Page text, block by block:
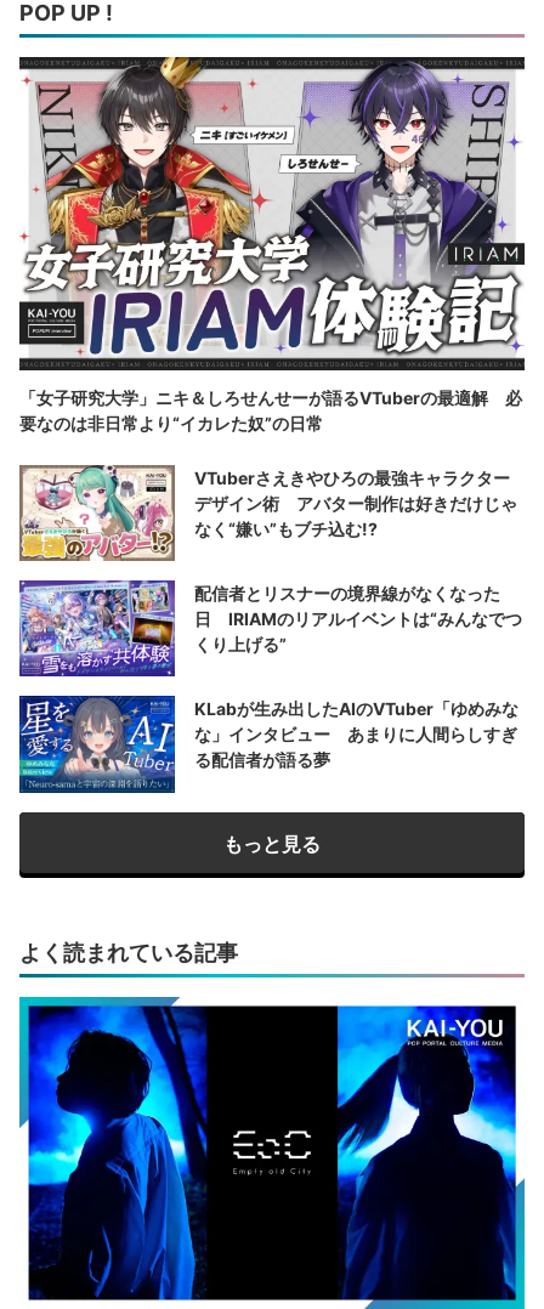
POP UP !
「女子研究大学」ニキ＆しろせんせーが語るVTuberの最適解 必
要なのは非日常より“イカレた奴”の日常
VTuberさえきやひろの最強キャラクター
デザイン術 アバター制作は好きだけじゃ
なく“嫌い”もブチ込む!?
配信者とリスナーの境界線がなくなった
日 IRIAMのリアルイベントは“みんなでつ
くり上げる”
KLabが生み出したAIのVTuber「ゆめみな
な」インタビュー あまりに人間らしすぎ
る配信者が語る夢
もっと見る
よく読まれている記事